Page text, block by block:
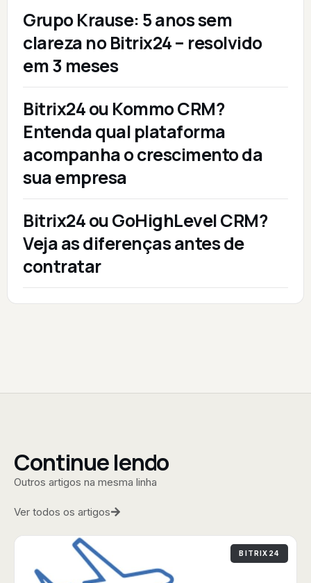
Grupo Krause: 5 anos sem
clareza no Bitrix24 – resolvido
em 3 meses
Bitrix24 ou Kommo CRM?
Entenda qual plataforma
acompanha o crescimento da
sua empresa
Bitrix24 ou GoHighLevel CRM?
Veja as diferenças antes de
contratar
Continue lendo
Outros artigos na mesma linha
Ver todos os artigos
BITRIX24